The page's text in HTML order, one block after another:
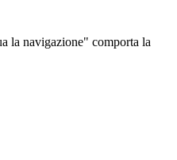
la navigazione" comporta la